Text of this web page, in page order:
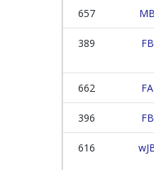
657 MB
389 FB
662 FA
396 FB
616